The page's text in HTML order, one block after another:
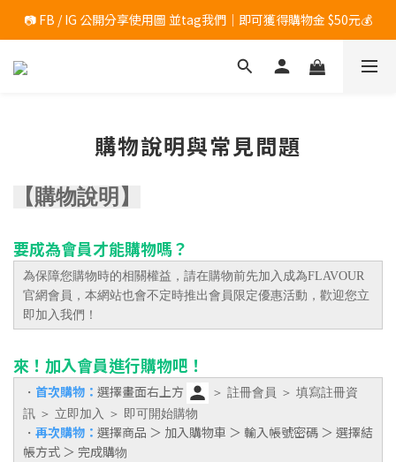
	滿$1200 加碼送「香氛小物１入 」(隨機出貨，恕無法指定)
📷 FB / IG 公開分享使用圖 並tag我們｜即可獲得購物金 $50元💰
	滿$1200 加碼送「香氛小物１入 」(隨機出貨，恕無法指定)
購物說明與常見問題
【購物說明】
要成為會員才能購物嗎？
為保障您購物時的相關權益，請在購物前先加入成為FLAVOUR
官網會員，本網站也會不定時推出會員限定優惠活動，歡迎您立
即加入我們！
來！加入會員進行購物吧！
・ 首次購物： 選擇畫面右上方
＞ 註冊會員 ＞ 填寫註冊資
訊 ＞ 立即加入 ＞ 即可開始購物
・ 再次購物： 選擇商品 ＞ 加入購物車 ＞ 輸入帳號密碼 ＞ 選擇結
帳方式 ＞ 完成購物